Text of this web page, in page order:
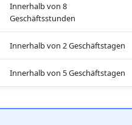
Innerhalb von 8
Geschäftsstunden
Innerhalb von 2 Geschäftstagen
Innerhalb von 5 Geschäftstagen